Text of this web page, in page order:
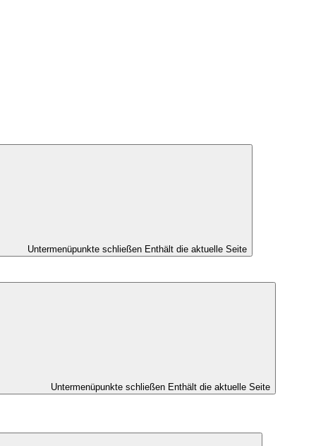
Untermenüpunkte schließen Enthält die aktuelle Seite
Untermenüpunkte schließen Enthält die aktuelle Seite